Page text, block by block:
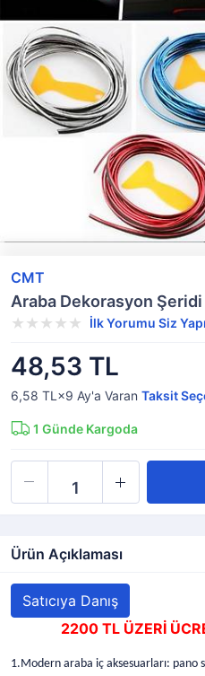
CMT
Araba Dekorasyon
İlk Yorumu Siz
48,53 TL
6,58 TL×9 Ay'a Varan Taksit
1 Günde Kargoda
Ürün Açıklaması
Satıcıya Danış
2200 TL ÜZERİ
1.Modern araba iç aksesuarları: pano